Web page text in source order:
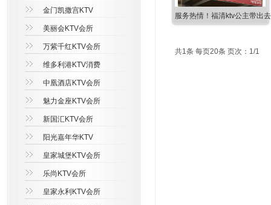
服务热情！福清ktv公主带出
共1条 每页20条 页次：1/1
金门凯撒宫KTV
美丽会KTV会所
万紫千红KTV会所
维多利港KTV消费
中凰酒店KTV会所
魅力金座KTV会所
新国汇KTV会所
阳光嘉年华KTV
皇家城堡KTV会所
乐尚KTV会所
皇家永利KTV会所